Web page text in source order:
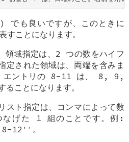
も良いですが、このときに
ことになります。
領域指定は、2 つの数をハイフ
定された領域は、両端を含みま
ントリの 8-11 は、 8, 9,
ことになります。
スト指定は、コンマによって数
げた 1 組のことです。例:
12''。